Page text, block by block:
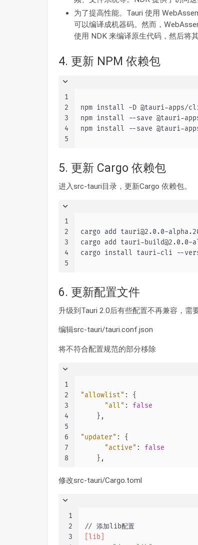
为了提高性能。Tauri 使用
可以编译成机器码。然而，
使用 NDK 来编译原生代码，然后将
4. 更新 NPM 依赖包
1
2
3
4
5
npm install -D @tauri-apps/
npm install --save @tauri-
npm install --save @tauri-
5. 更新 Cargo 依赖包
进入src-tauri目录，更新Cargo 依赖包。
1
2
3
4
5
cargo add tauri@2.0.0-
cargo add tauri-build@2.0.0-
cargo install tauri-cli --
6. 更新配置文件
升级到Tauri 2.0后有些配置不再兼容，需
编辑src-tauri/tauri.conf.json
将不符合配置规范的部分移除
1
2
3
4
5
6
7
8
"allowlist" :
{
"all" :
false
} ,
"updater" :
{
"active" :
false
} ,
修改src-tauri/Cargo.toml
1
2
3
// 添加lib配置
[lib]